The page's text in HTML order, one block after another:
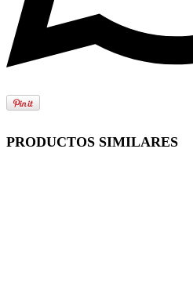
PRODUCTOS SIMILARES